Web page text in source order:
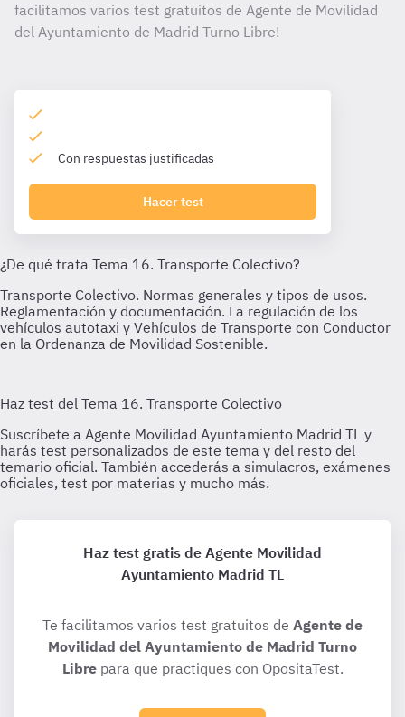
facilitamos varios test gratuitos de Agente de Movilidad
del Ayuntamiento de Madrid Turno Libre!
Con respuestas justificadas
Hacer test
Haz test gratis de Agente Movilidad
Ayuntamiento Madrid TL
Te facilitamos varios test gratuitos de Agente de
Movilidad del Ayuntamiento de Madrid Turno
Librepara que practiques con OpositaTest.